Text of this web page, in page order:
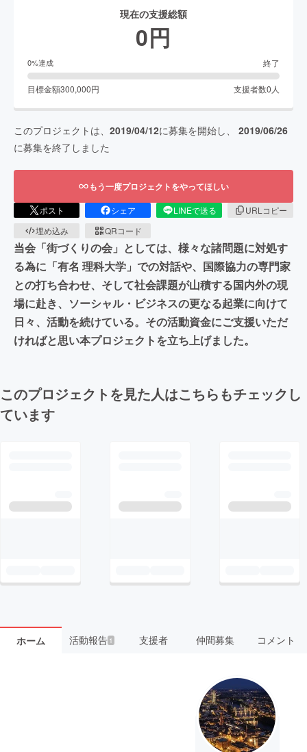
現在の支援総額
0円
0%達成 終了
目標金額300,000円 支援者数0 人
このプロジェクトは、 2019/04/12に募集を開始し、 2019/06/26
に募集を終了しました
もう一度プロジェクトをやってほしい
ポスト シェア LINEで送る
URLコピー
埋め込み
QRコード
当会「街づくりの会」としては、様々な諸問題に対処す
る為に「有名 理科大学」での対話や、国際協力の専門家
との打ち合わせ、そして社会課題が山積する国内外の現
場に赴き、ソーシャル・ビジネスの更なる起業に向けて
日々、活動を続けている。その活動資金にご支援いただ
ければと思い本プロジェクトを立ち上げました。
このプロジェクトを見た人はこちらもチェックし
ています
ホーム 活動報告1 支援者 仲間募集 コメント